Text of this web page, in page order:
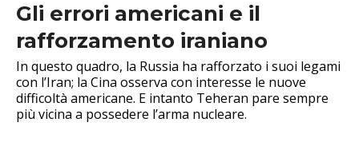
Gli errori americani e il
rafforzamento iraniano
In questo quadro, la Russia ha rafforzato i suoi legami
con l’Iran; la Cina osserva con interesse le nuove
difficoltà americane. E intanto Teheran pare sempre
più vicina a possedere l’arma nucleare.